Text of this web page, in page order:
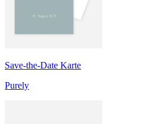
Save-the-Date Karte
Purely